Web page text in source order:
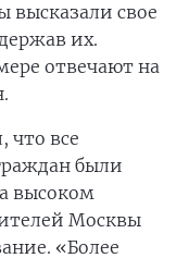
высказали свое
их.
отвечают на
что все
были
высоком
Москвы
«Более